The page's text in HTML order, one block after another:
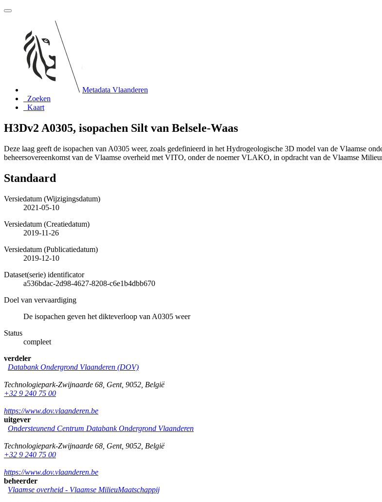
Metadata Vlaanderen
Zoeken
Kaart
H3Dv2 A0305, isopachen Silt van Belsele-Waas
Deze laag geeft de isopachen van A0305 weer, zoals gedefinieerd in het Hydrogeologische 3D model van de Vlaamse
beheersovereenkomst van de Vlaamse overheid met VITO, onder de noemer VLAKO, in opdracht van de Vlaamse
Standaard
Versiedatum (Wijzigingsdatum)
2021-05-10
Versiedatum (Creatiedatum)
2019-11-26
Versiedatum (Publicatiedatum)
2019-12-10
Dataset(serie) identificator
a536bdac-2d98-4627-8208-c6e1b4dbb670
Doel van vervaardiging
De isopachen geven het dikteverloop van A0305 weer
Status
compleet
verdeler
Databank Ondergrond Vlaanderen (DOV)
Technologiepark-Zwijnaarde 68 Gent, 9052 België
+32 9 240 75 00
https://www.dov.vlaanderen.be
uitgever
Ondersteunend Centrum Databank Ondergrond Vlaanderen
Technologiepark-Zwijnaarde 68 Gent, 9052 België
+32 9 240 75 00
https://www.dov.vlaanderen.be
beheerder
Vlaamse overheid - Vlaamse MilieuMaatschappij